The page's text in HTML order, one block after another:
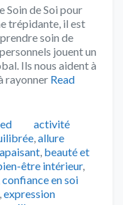
Soin de Soi pour
trépidante, il est
soin de
jouent un
Ils nous aident à
rayonner Read
Tags
activité
,allure
, beauté et
être intérieur,
confiance en soi
,expression